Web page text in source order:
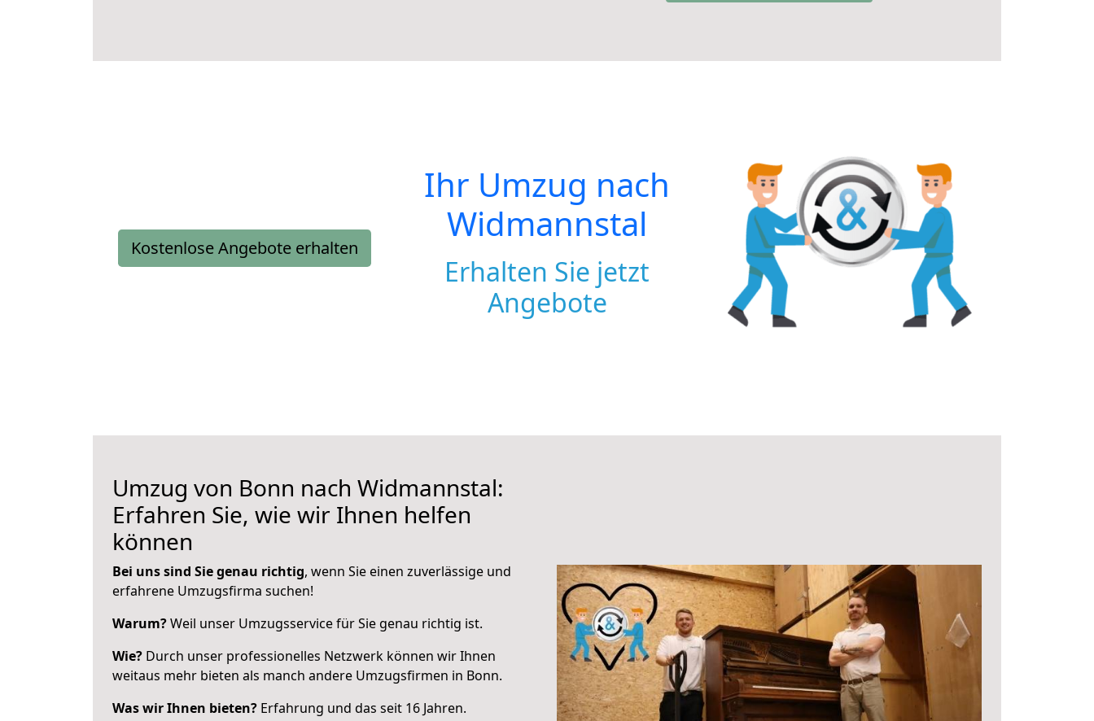
Kostenlose Angebote erhalten
Ihr Umzug nach
Widmannstal
Erhalten Sie jetzt
Angebote
Umzug von Bonn nach Widmannstal:
Erfahren Sie, wie wir Ihnen helfen
können
Bei uns sind Sie genau richtig, wenn Sie einen zuverlässige und
erfahrene Umzugsfirma suchen!
Warum?Weil unser Umzugsservice für Sie genau richtig ist.
Wie? Durch unser professionelles Netzwerk können wir Ihnen
weitaus mehr bieten als manch andere Umzugsfirmen in Bonn.
Was wir Ihnen bieten? Erfahrung und das seit 16 Jahren.